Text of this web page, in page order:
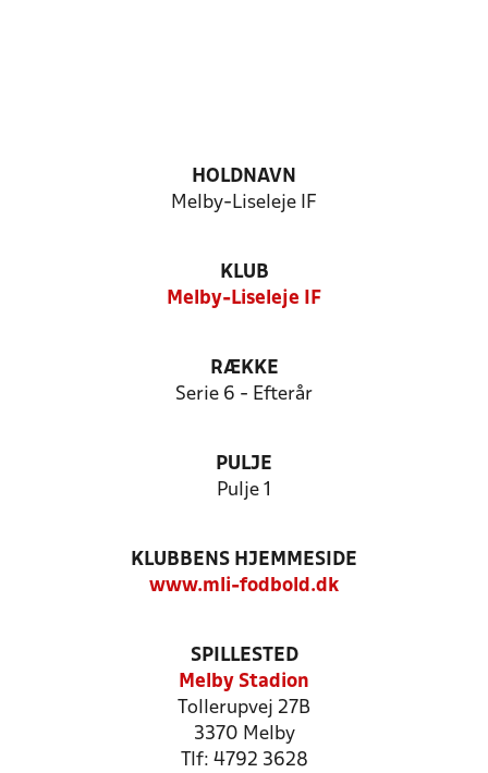
HOLDNAVN
Melby-Liseleje IF
KLUB
Melby-Liseleje IF
RÆKKE
Serie 6 - Efterår
PULJE
Pulje 1
KLUBBENS HJEMMESIDE
www.mli-fodbold.dk
SPILLESTED
Melby Stadion
Tollerupvej 27B
3370 Melby
Tlf: 4792 3628